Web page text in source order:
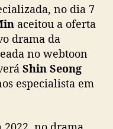
n
g
M
i
n
s
no dia 7
aceitou a oferta
drama da
no webtoon
Shin Seong
especialista em